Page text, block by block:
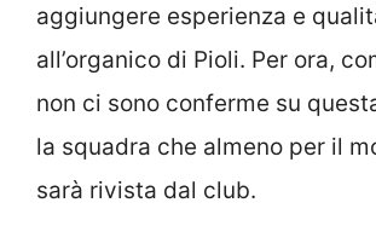
aggiungere esperienza e
all’organico di Pioli. Per ora,
non ci sono conferme su
la squadra che almeno per il
sarà rivista dal club.